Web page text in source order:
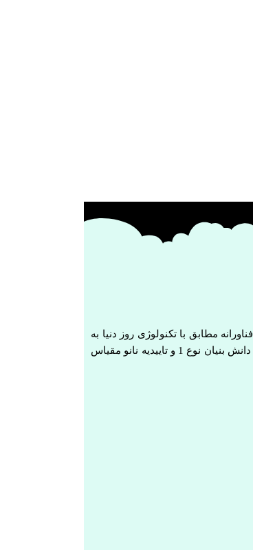
مطابق با تکنولوژی روز دنیا به
نیاز های بازار و صنایع مختلف بود. این شرکت تاکنون بیش از 50 تاییدیه و گواهی نامه مبنی بر عملکرد موثر و کارایی محصول کسب کرده است و دارای گواهی دانش بنیان نوع 1 و تاییدیه نانو مقیاس